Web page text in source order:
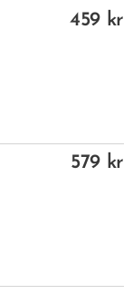
459 kr
579 kr